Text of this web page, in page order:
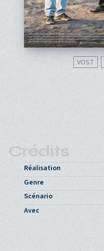
VOST
Crédits
Réalisation
Genre
Scénario
Avec